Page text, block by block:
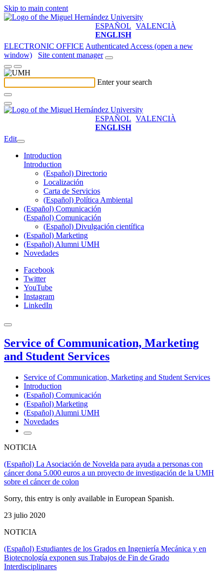
Skip to main content
ESPAÑOL VALENCIÀ
ENGLISH
ELECTRONIC OFFICE Authenticated Access (open a new
window)
Site content manager
Enter your search
ESPAÑOL VALENCIÀ
ENGLISH
Edit
Introduction
Introduction
(Español) Directorio
Localización
Carta de Servicios
(Español) Política Ambiental
(Español) Comunicación
(Español) Comunicación
(Español) Divulgación científica
(Español) Marketing
(Español) Alumni UMH
Novedades
Facebook
Twitter
YouTube
Instagram
LinkedIn
Service of Communication, Marketing
and Student Services
Service of Communication, Marketing and Student Services
Introduction
(Español) Comunicación
(Español) Marketing
(Español) Alumni UMH
Novedades
NOTICIA
(Español) La Asociación de Novelda para ayuda a personas con
cáncer dona 5.000 euros a un proyecto de investigación de la UMH
sobre el cáncer de colon
Sorry, this entry is only available in European Spanish.
23 julio 2020
NOTICIA
(Español) Estudiantes de los Grados en Ingeniería Mecánica y en
Biotecnología exponen sus Trabajos de Fin de Grado
Interdisciplinares